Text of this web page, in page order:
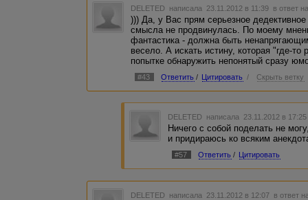
DELETED написала 23.11.2012 в 11:39 в ответ
))) Да, у Вас прям серьезное
смысла не продвинулась. По моему
фантастика - должна быть
весело. А искать истину, которая "где-
попытке обнаружить непонятый сразу
#43 Ответить / Цитировать / Скрыть ветку
DELETED написала 23.11.2012 в
Ничего с собой поделать не
и придираюсь ко всяким
#57 Ответить / Цитировать
DELETED написала 23.11.2012 в 12:07 в ответ